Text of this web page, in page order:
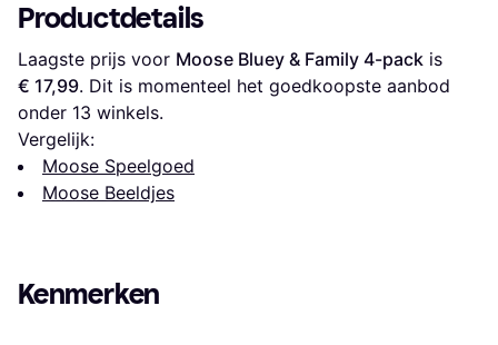
Productdetails
Laagste prijs voor Moose Bluey & Family 4-pack
€ 17,99. Dit is momenteel het goedkoopste aanbod
onder 13 winkels.
Vergelijk:
Moose Speelgoed
Moose Beeldjes
Kenmerken